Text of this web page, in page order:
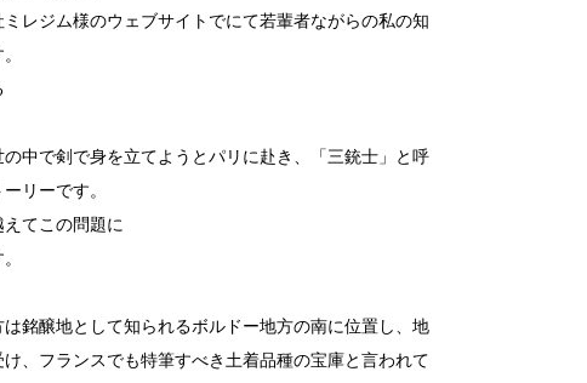
レジム様のウェブサイトでにて若輩者ながらの私の知
中で剣で身を立てようとパリに赴き、「三銃士」と呼
リーです。
てこの問題に
銘醸地として知られるボルドー地方の南に位置し、地
、フランスでも特筆すべき土着品種の宝庫と言われて